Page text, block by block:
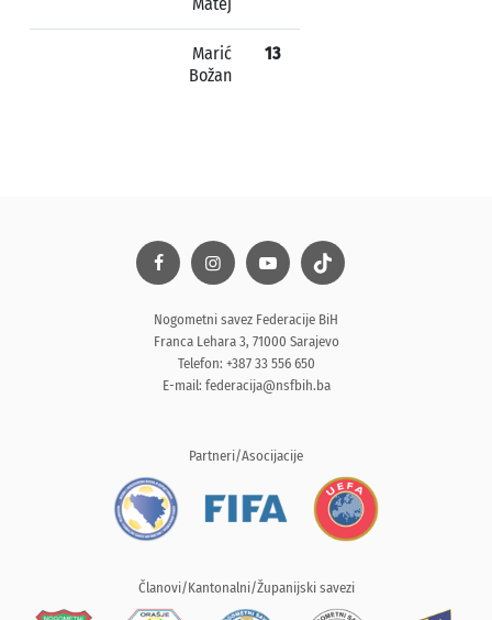
Marić
Božan
13
Nogometni savez Federacije BiH
Franca Lehara 3, 71000 Sarajevo
Telefon: +387 33 556 650
E-mail: federacija@nsfbih.ba
Partneri/Asocijacije
Članovi/Kantonalni/Županijski savezi